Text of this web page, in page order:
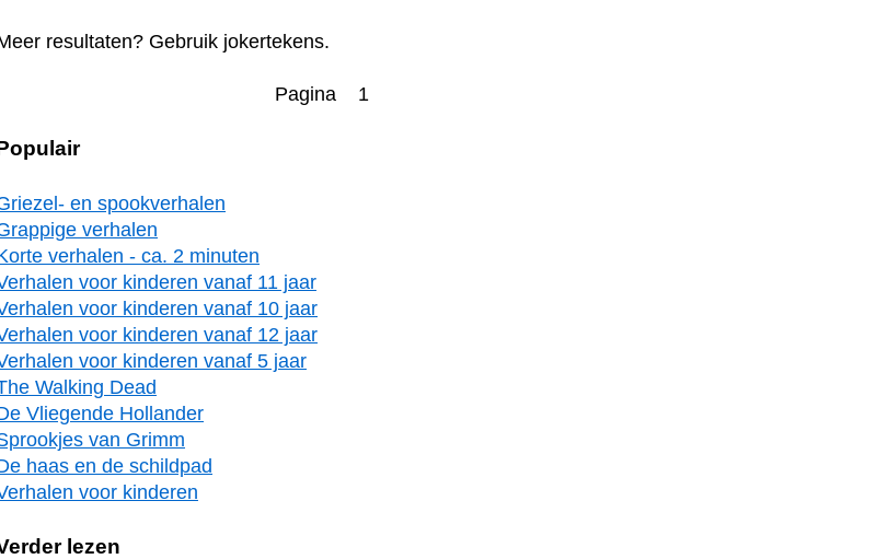
resultaten? Gebruik jokertekens.
Pagina 1
en spookverhalen
verhalen
verhalen - ca. 2 minuten
voor kinderen vanaf 11 jaar
voor kinderen vanaf 10 jaar
voor kinderen vanaf 12 jaar
voor kinderen vanaf 5 jaar
Walking Dead
Vliegende Hollander
van Grimm
haas en de schildpad
voor kinderen
lezen